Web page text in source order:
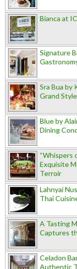
Bianca at
Signature
Sra Bua by
Grand Style
Blue by
Dining
“Whispers
Exquisite
Terroir
Lahnyai
Thai
A Tasting
Captures
Celadon
Authentic